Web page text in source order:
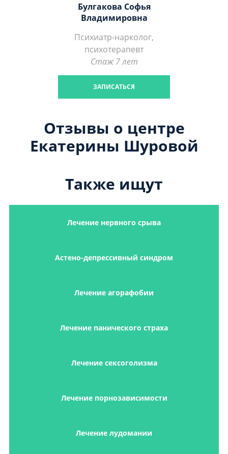
Булгакова Софья
Владимировна
Психиатр-нарколог,
психотерапевт
Стаж 7 лет
ЗАПИСАТЬСЯ
Отзывы о центре
Екатерины Шуровой
Также ищут
Лечение нервного срыва
Астено-депрессивный синдром
Лечение агорафобии
Лечение панического страха
Лечение сексоголизма
Лечение порнозависимости
Лечение лудомании